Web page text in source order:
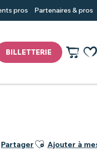
BILLETTERIE
pros Partenaires & pros
Partager Ajouter aux
Ajouter à